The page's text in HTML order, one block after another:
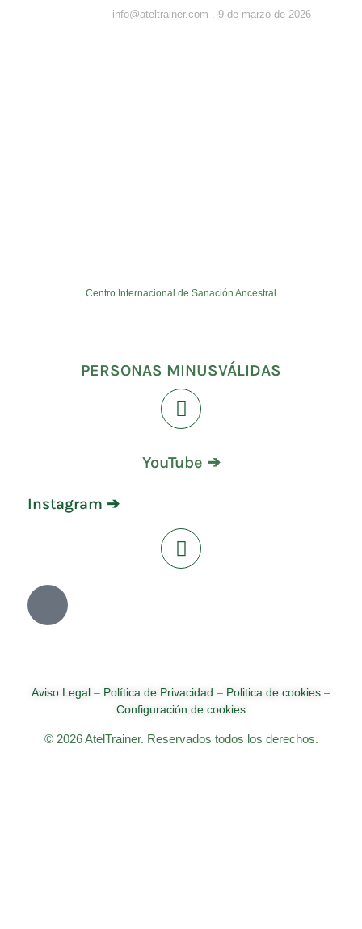
info@ateltrainer.com 9 de marzo de 2026
Centro Internacional de Sanación Ancestral
PERSONAS MINUSVÁLIDAS
YouTube ➔
Instagram ➔
Aviso Legal – Política de Privacidad – Politica de cookies –
Configuración de cookies
© 2026 AtelTrainer. Reservados todos los derechos.